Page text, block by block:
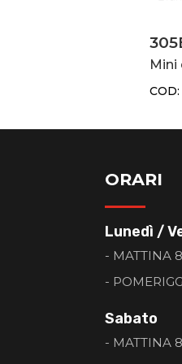
Mini
COD:
ORARI
Lunedì /
- MATTINA
-
Sabato
- MATTINA